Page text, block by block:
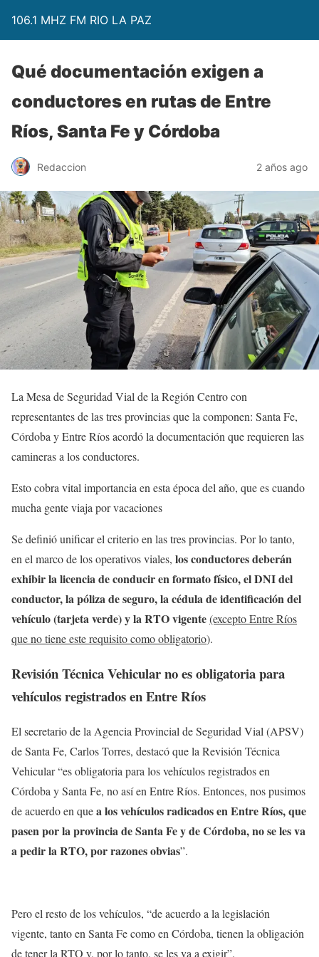
106.1 MHZ FM RIO LA PAZ
Qué documentación exigen a
conductores en rutas de Entre
Ríos, Santa Fe y Córdoba
Redaccion 2 años ago
La Mesa de Seguridad Vial de la Región Centro con
representantes de las tres provincias que la componen: Santa Fe,
Córdoba y Entre Ríos acordó la documentación que requieren las
camineras a los conductores.
Esto cobra vital importancia en esta época del año, que es cuando
mucha gente viaja por vacaciones
Se definió unificar el criterio en las tres provincias. Por lo tanto,
en el marco de los operativos viales, los conductores deberán
exhibir la licencia de conducir en formato físico, el DNI del
conductor, la póliza de seguro, la cédula de identificación del
vehículo (tarjeta verde) y la RTO vigente(excepto Entre Ríos
que no tiene este requisito como obligatorio).
Revisión Técnica Vehicular no es obligatoria para
vehículos registrados en Entre Ríos
El secretario de la Agencia Provincial de Seguridad Vial (APSV)
de Santa Fe, Carlos Torres, destacó que la Revisión Técnica
Vehicular “es obligatoria para los vehículos registrados en
Córdoba y Santa Fe, no así en Entre Ríos. Entonces, nos pusimos
de acuerdo en quea los vehículos radicados en Entre Ríos, que
pasen por la provincia de Santa Fe y de Córdoba, no se les va
a pedir la RTO, por razones obvias”.
Pero el resto de los vehículos, “de acuerdo a la legislación
vigente, tanto en Santa Fe como en Córdoba, tienen la obligación
de tener la RTO y, por lo tanto, se les va a exigir”.